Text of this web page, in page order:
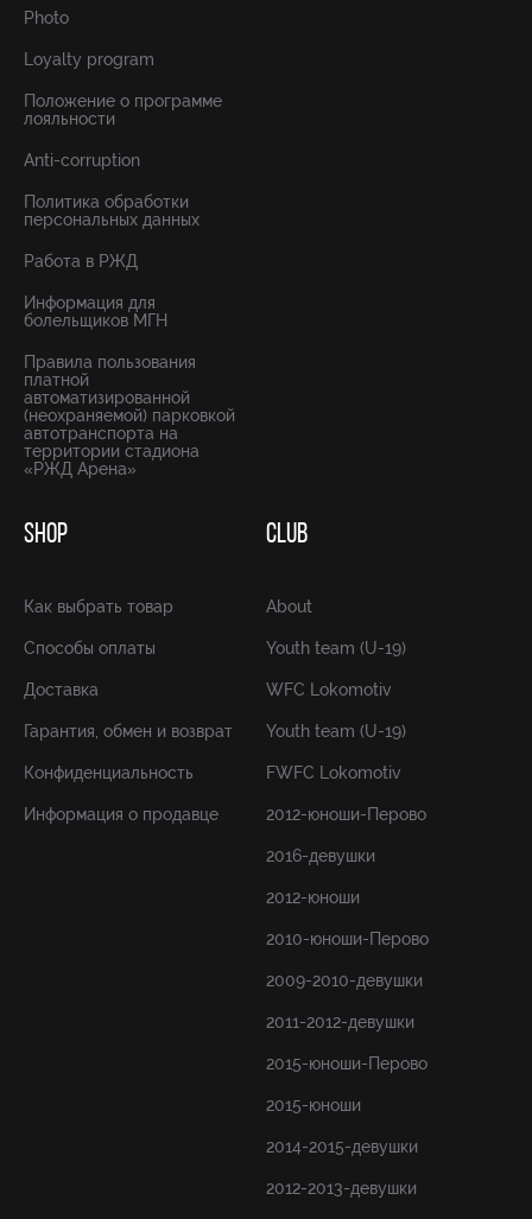
Photo
Loyalty program
Положение о программе
лояльности
Anti-corruption
Политика обработки
персональных данных
Работа в РЖД
Информация для
болельщиков МГН
Правила пользования
платной
автоматизированной
(неохраняемой) парковкой
автотранспорта на
территории стадиона
«РЖД Арена»
SHOP
Как выбрать товар
Способы оплаты
Доставка
Гарантия, обмен и возврат
Конфиденциальность
Информация о продавце
CLUB
About
Youth team (U-19)
WFC Lokomotiv
Youth team (U-19)
FWFC Lokomotiv
2012-юноши-Перово
2016-девушки
2012-юноши
2010-юноши-Перово
2009-2010-девушки
2011-2012-девушки
2015-юноши-Перово
2015-юноши
2014-2015-девушки
2012-2013-девушки